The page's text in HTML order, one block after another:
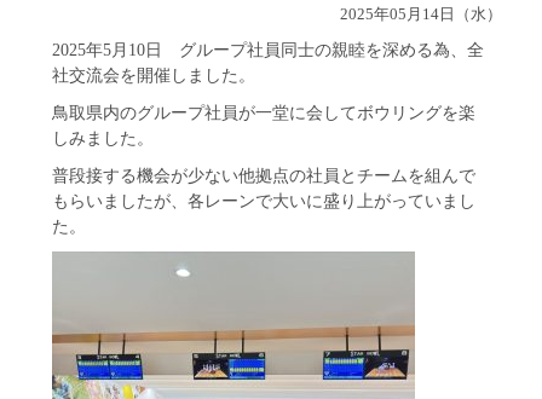
2025年05月14日（水）
2025年5月10日 グループ社員同士の親睦を深める為、全
社交流会を開催しました。
鳥取県内のグループ社員が一堂に会してボウリングを楽
しみました。
普段接する機会が少ない他拠点の社員とチームを組んで
もらいましたが、各レーンで大いに盛り上がっていまし
た。